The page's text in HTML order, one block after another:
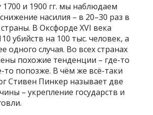
и 1900 гг. мы наблюдаем
насилия – в 20–30 раз в
В Оксфорде XVI века
убийств на 100 тыс. человек, а
одного случая. Во всех странах
похожие тенденции – где-то
то попозже. В чём же всё-таки
Стивен Пинкер называет две
– укрепление государств и